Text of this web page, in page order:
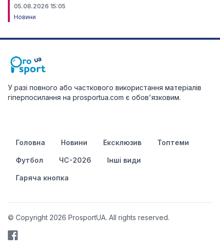
05.08.2026 15:05
Новини
У разі повного або часткового використання матеріалів
гіперпосилання на prosportua.com є обов'язковим.
Головна Новини Ексклюзив Топтеми
Футбол ЧС-2026 Інші види
Гаряча кнопка
© Copyright 2026 ProsportUA. All rights reserved.